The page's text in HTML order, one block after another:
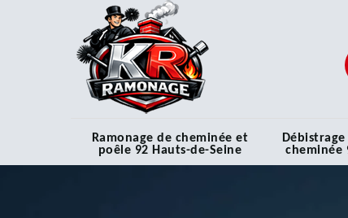
Ramonage de cheminée et
poêle 92 Hauts-de-Seine
cheminée